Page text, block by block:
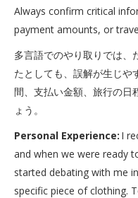
Always confirm critical
payment amounts, or
多言語でのやり取りでは、
たとしても、誤解が生じや
間、支払い金額、旅行の日
ょう。
Personal Experience: I
and when we were ready
started debating with me
specific piece of clothing.